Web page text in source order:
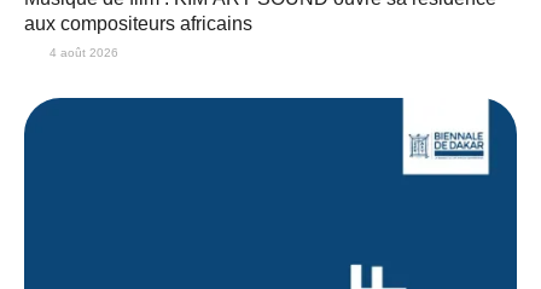
aux compositeurs africains
4 août 2026